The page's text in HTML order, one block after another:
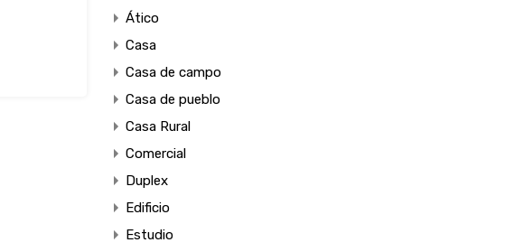
Ático
Casa
Casa de campo
Casa de pueblo
Casa Rural
Comercial
Duplex
Edificio
Estudio